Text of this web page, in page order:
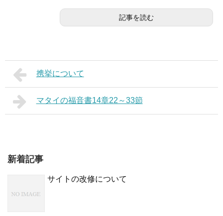
記事を読む
携挙について
マタイの福音書14章22～33節
新着記事
サイトの改修について